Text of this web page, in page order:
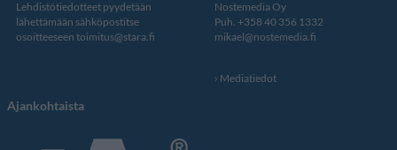
Lehdistötiedotteet pyydetään
lähettämään sähköpostitse
osoitteeseen toimitus@stara.fi
Nostemedia Oy
Puh. +358 40 356 1332
mikael@nostemedia.fi
Mediatiedot
Ajankohtaista